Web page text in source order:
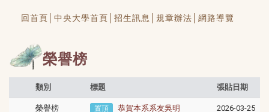
回首頁│ 中央大學首頁│ 招生訊息│ 規章辦法│ 網路導覽
榮譽榜
類別 標題 張貼日期
榮譽榜 置頂
恭賀本系系友吳明
2026-03-25